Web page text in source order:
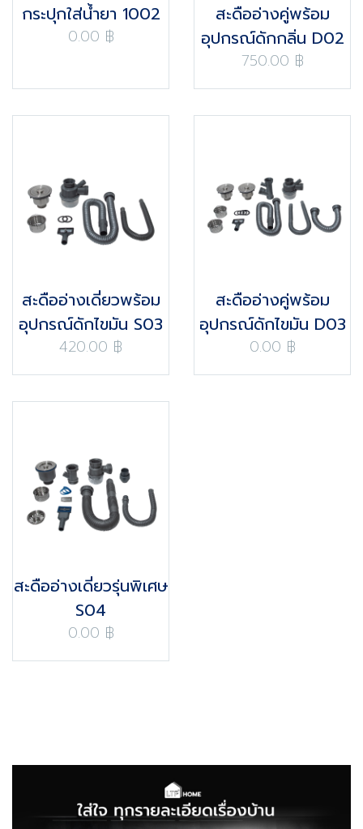
กระปุกใส่น้ำยา 1002
0.00 ฿
สะดืออ่างคู่พร้อม
อุปกรณ์ดักกลิ่น D02
750.00 ฿
สะดืออ่างเดี่ยวพร้อม
อุปกรณ์ดักไขมัน S03
420.00 ฿
สะดืออ่างคู่พร้อม
อุปกรณ์ดักไขมัน D03
0.00 ฿
สะดืออ่างเดี่ยวรุ่นพิเศษ
S04
0.00 ฿